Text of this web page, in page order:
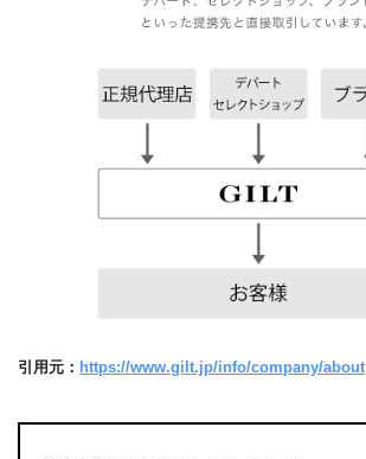
引用元： https://www.gilt.jp/info/company/about